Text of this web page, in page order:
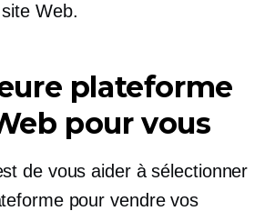
Web.
plateforme
pour vous
de vous aider à sélectionner
pour vendre vos